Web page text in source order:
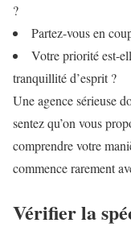
?
Partez-vous en
Votre priorité est-
tranquillité d’esprit ?
Une agence sérieuse
sentez qu’on vous
comprendre votre
commence rarement
Vérifier la